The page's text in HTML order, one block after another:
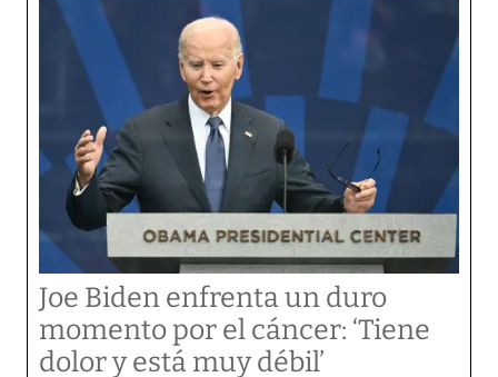
Joe Biden enfrenta un duro
momento por el cáncer: ‘Tiene
dolor y está muy débil’